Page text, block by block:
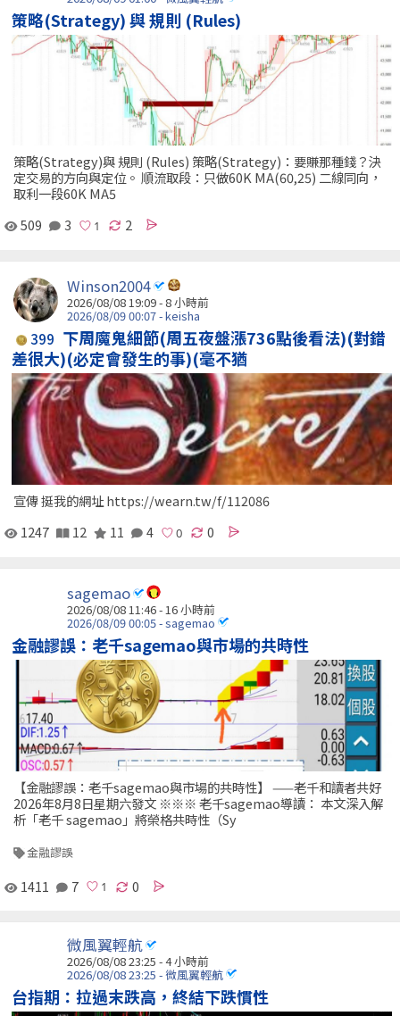
策略(Strategy) 與 規則 (Rules)
策略(Strategy)與 規則 (Rules) 策略(Strategy)：要賺那種錢？決
定交易的方向與定位。 順流取段：只做60K MA(60,25) 二線同向，
取利一段60K MA5
509
3 2
Winson2004
2026/08/08 19:09 -8 小時前
2026/08/09 00:07 - keisha
399 下周魔鬼細節(周五夜盤漲736點後看法)(對錯
差很大)(必定會發生的事)(毫不猶
宣傳 挺我的網址 https://wearn.tw/f/112086
1247
12 11 4 0
sagemao
2026/08/08 11:46 -16 小時前
2026/08/09 00:05 - sagemao
金融謬誤：老千sagemao與市場的共時性
【金融謬誤：老千sagemao與市場的共時性】 ——老千和讀者共好
2026年8月8日星期六發文 ※※※ 老千sagemao導讀： 本文深入解
析「老千 sagemao」將榮格共時性（Sy
金融謬誤
1411 7 0
微風翼輕航
2026/08/08 23:25 -4 小時前
2026/08/08 23:25 - 微風翼輕航
台指期：拉過末跌高，終結下跌慣性